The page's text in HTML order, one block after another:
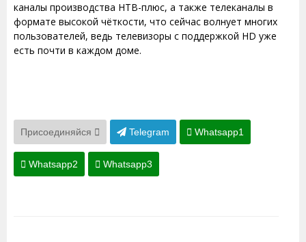
каналы производства НТВ-плюс, а также телеканалы в
формате высокой чёткости, что сейчас волнует многих
пользователей, ведь телевизоры с поддержкой HD уже
есть почти в каждом доме.
Присоединяйся Telegram Whatsapp1
Whatsapp2 Whatsapp3